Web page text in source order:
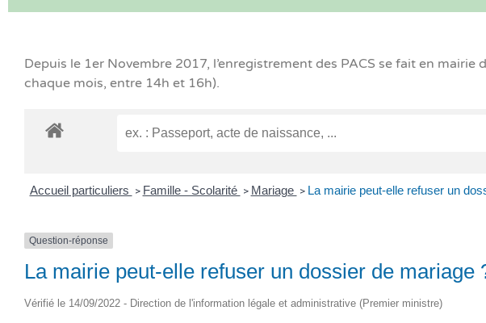
Depuis le 1er Novembre 2017, l’enregistrement des PACS se fait en
chaque mois, entre 14h et 16h).
Accueil particuliers > Famille - Scolarité > Mariage > La mairie peut-elle refuser un
Question-réponse
La mairie peut-elle refuser un dossier de mariage
Vérifié le 14/09/2022 - Direction de l'information légale et administrative (Premier ministre)